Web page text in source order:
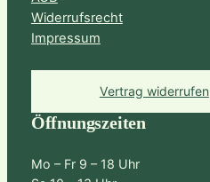
Widerrufsrecht
Impressum
Vertrag widerrufen
Öffnungszeiten
Mo – Fr 9 – 18 Uhr